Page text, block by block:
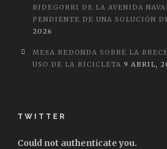
BIDEGORRI DE LA AVENIDA
PENDIENTE DE UNA SOLUCIÓN
2026
MESA REDONDA SOBRE LA
USO DE LA BICICLETA 9 ABRIL,
TWITTER
Could not authenticate you.